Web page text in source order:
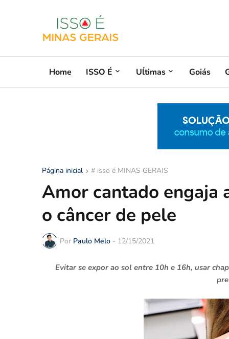
Home ISSO É Uĺtimas Goiás
Página inicial # isso é MINAS GERAIS
Amor cantado engaja
o câncer de pele
Por Paulo Melo - 12/15/2021
Evitar se expor ao sol entre 10h e 16h, usar